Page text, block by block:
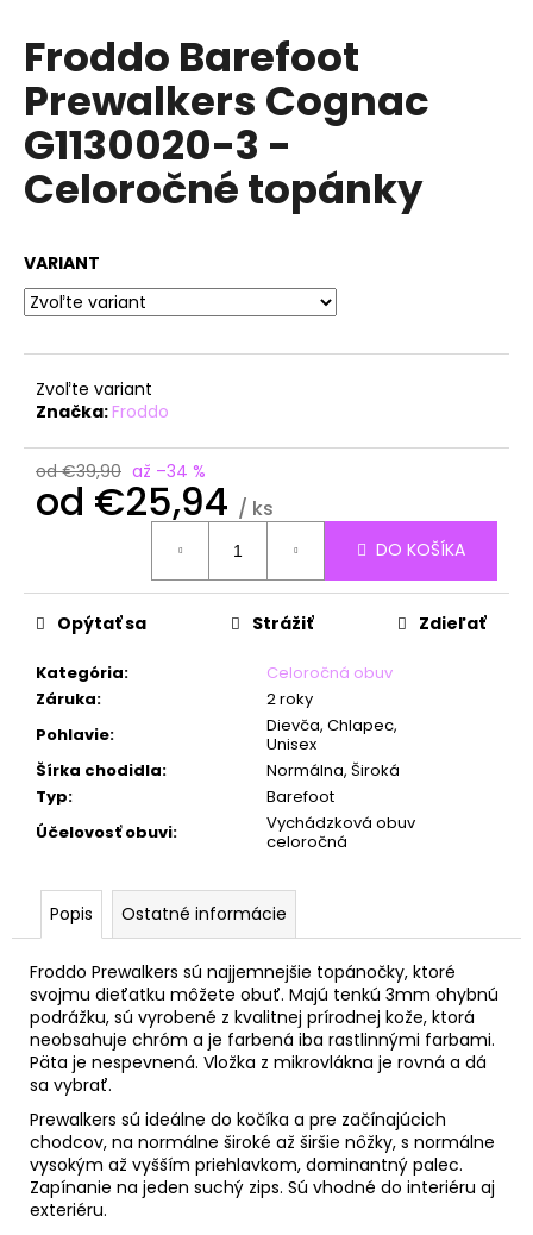
Froddo Barefoot
Prewalkers Cognac
G1130020-3 -
Celoročné topánky
VARIANT
Zvoľte variant
Značka:Froddo
od €39,90 až –34 %
od €25,94 / ks
DO KOŠÍKA
Kategória:
Celoročná obuv
Záruka:
2 roky
Pohlavie:
Dievča, Chlapec,
Unisex
Šírka chodidla:
Normálna, Široká
Typ:
Barefoot
Účelovosť obuvi:
Vychádzková obuv
celoročná
Opýtať sa Strážiť Zdieľať
Popis Ostatné informácie
Froddo Prewalkers sú najjemnejšie topánočky, ktoré
svojmu dieťatku môžete obuť. Majú tenkú 3mm ohybnú
podrážku, sú vyrobené z kvalitnej prírodnej kože, ktorá
neobsahuje chróm a je farbená iba rastlinnými farbami.
Päta je nespevnená. Vložka z mikrovlákna je rovná a dá
sa vybrať.
Prewalkers sú ideálne do kočíka a pre začínajúcich
chodcov, na normálne široké až širšie nôžky, s normálne
vysokým až vyšším priehlavkom, dominantný palec.
Zapínanie na jeden suchý zips. Sú vhodné do interiéru aj
exteriéru.
j
s
ť
?
O
d
o
ú
m
e